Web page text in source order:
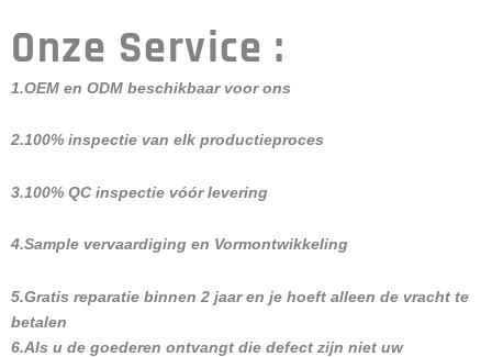
Onze Service :
1.OEM en ODM beschikbaar voor ons
2.100% inspectie van elk productieproces
3.100% QC inspectie vóór levering
4.Sample vervaardiging en Vormontwikkeling
5.Gratis reparatie binnen 2 jaar en je hoeft alleen de vracht te
betalen
6.Als u de goederen ontvangt die defect zijn niet uw